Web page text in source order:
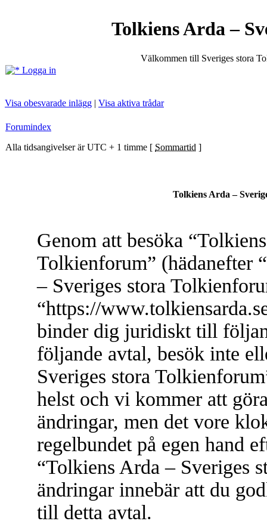
Tolkiens Arda –
Välkommen till Sveriges stora
Logga in
Visa obesvarade inlägg | Visa aktiva trådar
Forumindex
Alla tidsangivelser är UTC + 1 timme [ Sommartid ]
Tolkiens Arda –
Genom att besöka
Tolkienforum” (hädanefter
– Sveriges stora
“https://
binder dig juridiskt till
följande avtal, besök inte
Sveriges stora
helst och vi kommer att
ändringar, men det vore
regelbundet på egen hand
“Tolkiens Arda – Sveriges
ändringar innebär att du
till detta avtal.